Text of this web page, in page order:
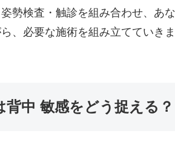
勢検査・触診を組み合わせ、あ
、必要な施術を組み立てていき
背中 敏感をどう捉える？